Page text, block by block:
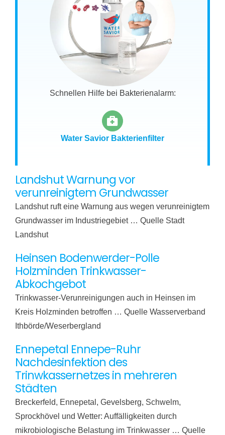
Schnellen Hilfe bei Bakterienalarm:
Water Savior Bakterienfilter
Landshut Warnung vor
verunreinigtem Grundwasser
Landshut ruft eine Warnung aus wegen verunreinigtem
Grundwasser im Industriegebiet … Quelle Stadt
Landshut
Heinsen Bodenwerder-Polle
Holzminden Trinkwasser-
Abkochgebot
Trinkwasser-Verunreinigungen auch in Heinsen im
Kreis Holzminden betroffen … Quelle Wasserverband
Ithbörde/Weserbergland
Ennepetal Ennepe-Ruhr
Nachdesinfektion des
Trinwkassernetzes in mehreren
Städten
Breckerfeld, Ennepetal, Gevelsberg, Schwelm,
Sprockhövel und Wetter: Auffälligkeiten durch
mikrobiologische Belastung im Trinkwasser … Quelle